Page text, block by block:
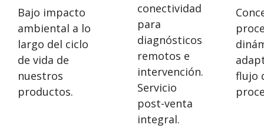
Bajo impacto
ambiental a lo
largo del ciclo
de vida de
nuestros
productos.
conectividad
para
diagnósticos
remotos e
intervención.
Servicio
post-venta
integral.
flujo